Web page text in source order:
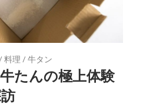
料理/牛タン
たんの極上体験